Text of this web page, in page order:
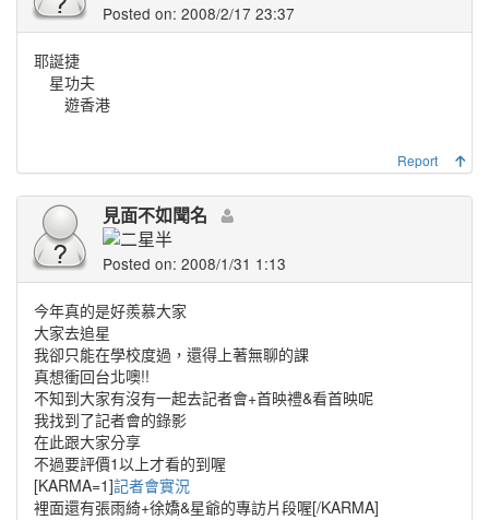
Posted on: 2008/2/17 23:37
耶誕捷
星功夫
遊香港
Report
見面不如聞名
Posted on: 2008/1/31 1:13
今年真的是好羨慕大家
大家去追星
我卻只能在學校度過，還得上著無聊的課
真想衝回台北噢!!
不知到大家有沒有一起去記者會+首映禮&看首映呢
我找到了記者會的錄影
在此跟大家分享
不過要評價1以上才看的到喔
[KARMA=1]記者會實況
裡面還有張雨綺+徐嬌&星爺的專訪片段喔[/KARMA]